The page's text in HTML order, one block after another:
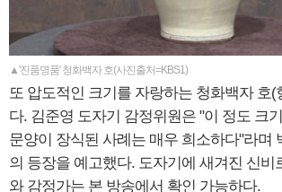
▲'진품명품' 청화백자 호(사진출처=KBS1)
또 압도적인 크기를 자랑하는 청화백자 호(
다. 김준영 도자기 감정위원은 "이 정도 크
문양이 장식된 사례는 매우 희소하다"라며
의 등장을 예고했다. 도자기에 새겨진 신비
와 감정가는 본 방송에서 확인 가능하다.